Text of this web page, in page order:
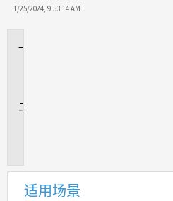
1/25/2024, 9:53:14 AM
适用场景